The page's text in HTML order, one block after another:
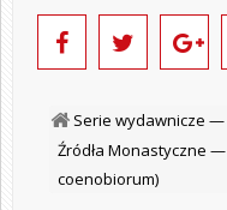
Serie wydawnicze —
Źródła Monastyczne —
coenobiorum)